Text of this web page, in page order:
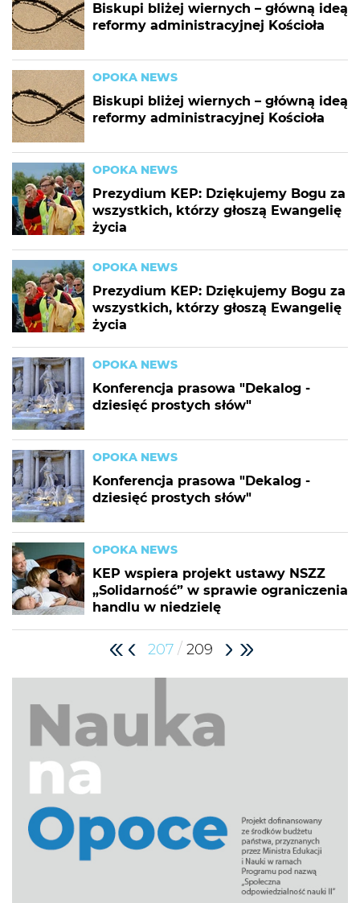
Biskupi bliżej wiernych – główną ideą
reformy administracyjnej Kościoła
OPOKA NEWS
Biskupi bliżej wiernych – główną ideą
reformy administracyjnej Kościoła
OPOKA NEWS
Prezydium KEP: Dziękujemy Bogu za
wszystkich, którzy głoszą Ewangelię
życia
OPOKA NEWS
Prezydium KEP: Dziękujemy Bogu za
wszystkich, którzy głoszą Ewangelię
życia
OPOKA NEWS
Konferencja prasowa "Dekalog -
dziesięć prostych słów"
OPOKA NEWS
Konferencja prasowa "Dekalog -
dziesięć prostych słów"
OPOKA NEWS
KEP wspiera projekt ustawy NSZZ
„Solidarność” w sprawie ograniczenia
handlu w niedzielę
207 / 209